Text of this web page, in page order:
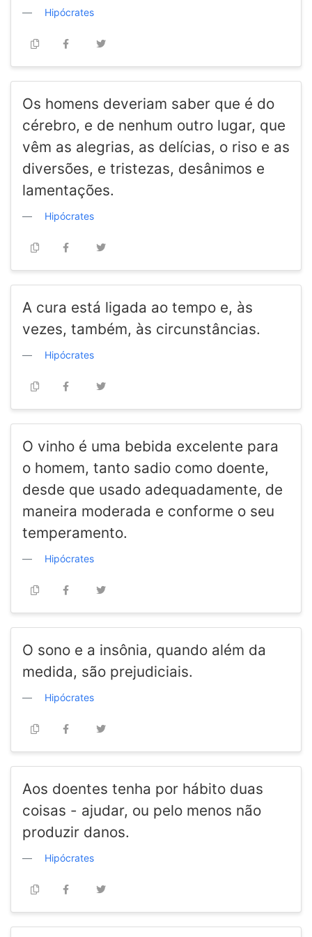
Hipócrates
Os homens deveriam saber que é do
cérebro, e de nenhum outro lugar, que
vêm as alegrias, as delícias, o riso e as
diversões, e tristezas, desânimos e
lamentações.
Hipócrates
A cura está ligada ao tempo e, às
vezes, também, às circunstâncias.
Hipócrates
O vinho é uma bebida excelente para
o homem, tanto sadio como doente,
desde que usado adequadamente, de
maneira moderada e conforme o seu
temperamento.
Hipócrates
O sono e a insônia, quando além da
medida, são prejudiciais.
Hipócrates
Aos doentes tenha por hábito duas
coisas - ajudar, ou pelo menos não
produzir danos.
Hipócrates